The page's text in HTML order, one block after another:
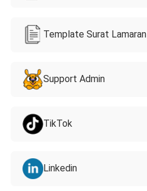
Template Surat Lamaran
Support Admin
TikTok
Linkedin